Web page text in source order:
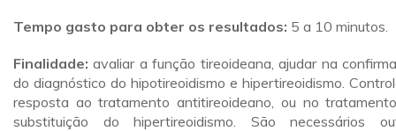
Tempo gasto para obter os resultados: 5 a 10 minutos.
Finalidade: avaliar a função tireoideana, ajudar na
do diagnóstico do hipotireoidismo e hipertireoidismo.
resposta ao tratamento antitireoideano, ou no
substituição do hipertireoidismo. São necessários